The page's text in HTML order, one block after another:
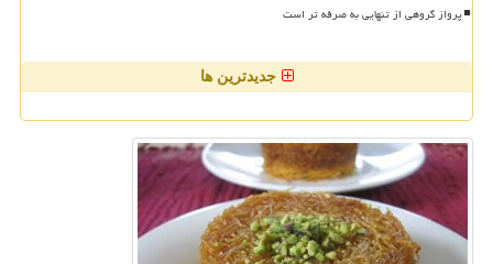
پرواز گروهی از تنهایی به صرفه تر است
جدیدترین ها